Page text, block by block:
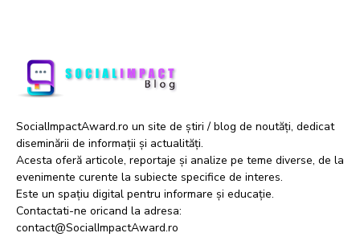
SocialImpactAward.ro un site de știri / blog de noutăți, dedicat
diseminării de informații și actualități.
Acesta oferă articole, reportaje și analize pe teme diverse, de la
evenimente curente la subiecte specifice de interes.
Este un spațiu digital pentru informare și educație.
Contactati-ne oricand la adresa:
contact@SocialImpactAward.ro